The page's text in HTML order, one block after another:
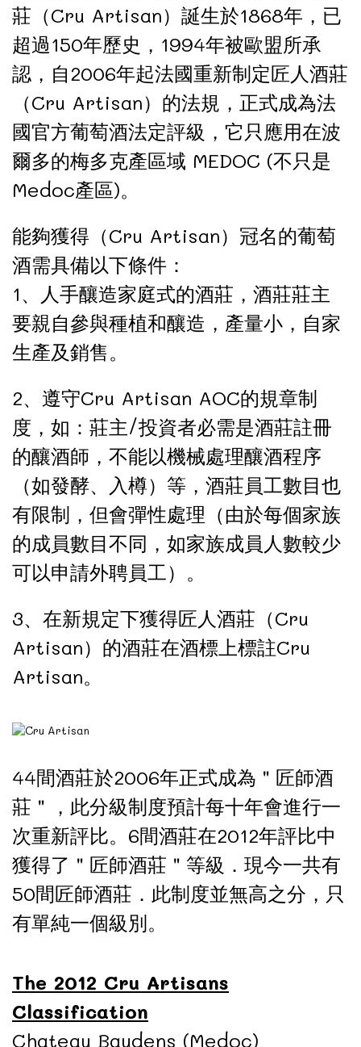
莊（Cru Artisan）誕生於1868年，已
超過150年歷史，1994年被歐盟所承
認，自2006年起法國重新制定匠人酒莊
（Cru Artisan）的法規，正式成為法
國官方葡萄酒法定評級，它只應用在波
爾多的梅多克產區域 MEDOC (不只是
Medoc產區)。
能夠獲得（Cru Artisan）冠名的葡萄
酒需具備以下條件：
1、人手釀造家庭式的酒莊，酒莊莊主
要親自參與種植和釀造，產量小，自家
生產及銷售。
2、遵守Cru Artisan AOC的規章制
度，如：莊主/投資者必需是酒莊註冊
的釀酒師，不能以機械處理釀酒程序
（如發酵、入樽）等，酒莊員工數目也
有限制，但會彈性處理（由於每個家族
的成員數目不同，如家族成員人數較少
可以申請外聘員工）。
3、在新規定下獲得匠人酒莊（Cru
Artisan）的酒莊在酒標上標註Cru
Artisan。
44間酒莊於2006年正式成為＂匠師酒
莊＂，此分級制度預計每十年會進行一
次重新評比。6間酒莊在2012年評比中
獲得了＂匠師酒莊＂等級．現今一共有
50間匠師酒莊．此制度並無高之分，只
有單純一個級別。
The 2012 Cru Artisans
Classification
Chateau Baudens (Medoc)